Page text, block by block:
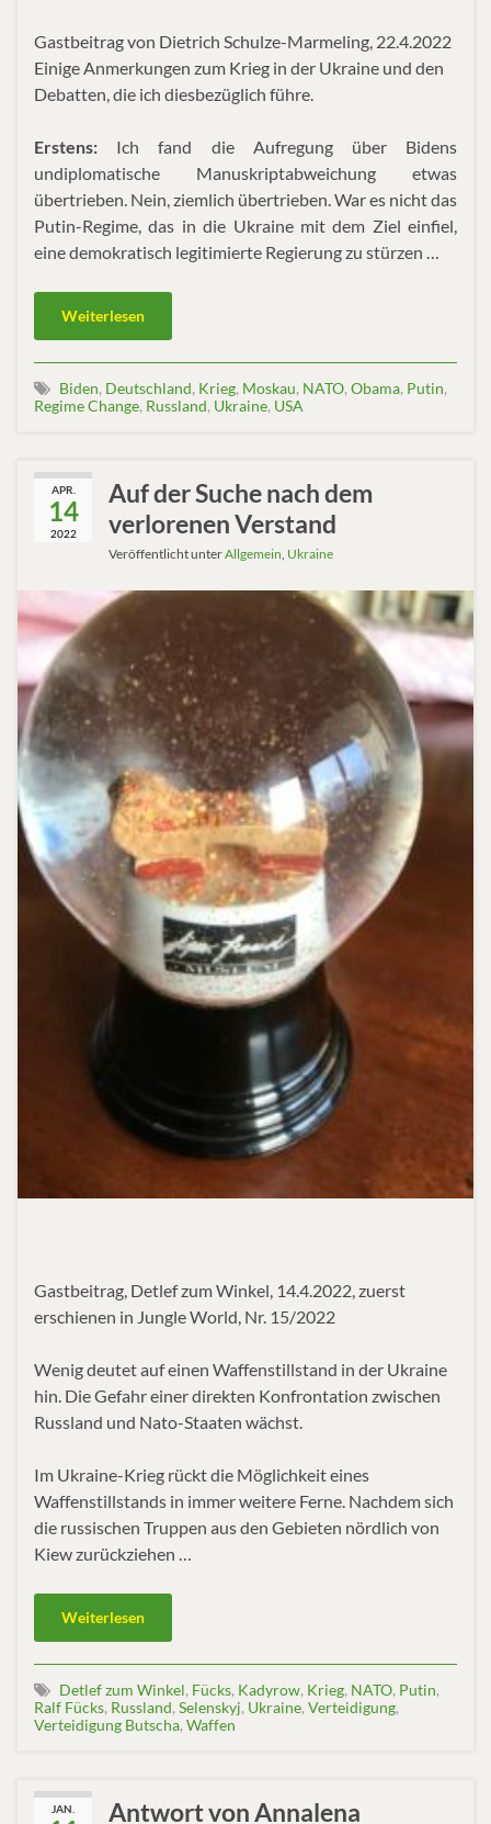
Gastbeitrag von Dietrich Schulze-Marmeling, 22.4.2022
Einige Anmerkungen zum Krieg in der Ukraine und den
Debatten, die ich diesbezüglich führe.
Erstens: Ich fand die Aufregung über Bidens
undiplomatische Manuskriptabweichung etwas
übertrieben. Nein, ziemlich übertrieben. War es nicht das
Putin-Regime, das in die Ukraine mit dem Ziel einfiel,
eine demokratisch legitimierte Regierung zu stürzen …
Weiterlesen
Biden, Deutschland, Krieg, Moskau, NATO, Obama, Putin,
Regime Change, Russland, Ukraine, USA
APR.
14
2022
Auf der Suche nach dem
verlorenen Verstand
Veröffentlicht unterAllgemein Ukraine
Gastbeitrag, Detlef zum Winkel, 14.4.2022, zuerst
erschienen in Jungle World, Nr. 15/2022
Wenig deutet auf einen Waffenstillstand in der Ukraine
hin. Die Gefahr einer direkten Konfrontation zwischen
Russland und Nato-Staaten wächst.
Im Ukraine-Krieg rückt die Möglichkeit eines
Waffenstillstands in immer weitere Ferne. Nachdem sich
die russischen Truppen aus den Gebieten nördlich von
Kiew zurückziehen …
Weiterlesen
Detlef zum Winkel, Fücks, Kadyrow, Krieg, NATO, Putin,
Ralf Fücks, Russland, Selenskyj, Ukraine, Verteidigung,
Verteidigung Butscha, Waffen
JAN. Antwort von Annalena